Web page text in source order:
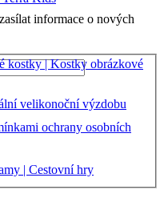
kostky | Kostky obrázkové
| Cestovní hry
velikonoční výzdobu
informace o nových
ochrany osobních